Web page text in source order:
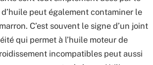
peut également contaminer le
C’est souvent le signe d’un joint
qui permet à l’huile moteur de
incompatibles peut aussi